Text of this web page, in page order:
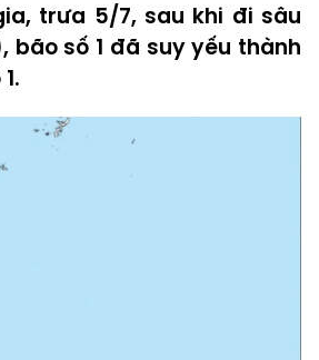
trưa 5/7, sau khi đi sâu
bão số 1 đã suy yếu thành